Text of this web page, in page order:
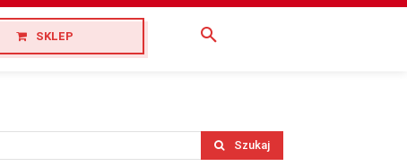
SKLEP
Szukaj